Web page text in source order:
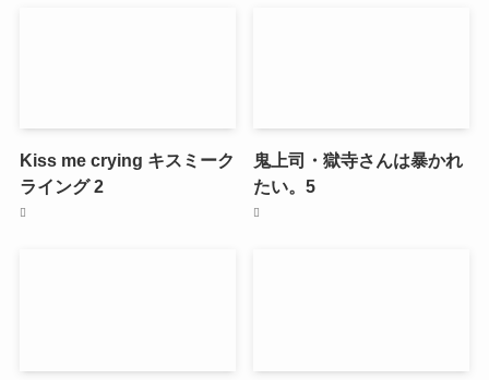
Kiss me crying キスミーク
ライング 2
鬼上司・獄寺さんは暴かれ
たい。5